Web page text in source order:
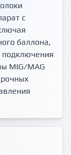
с
баллона,
подключения
MIG/MAG